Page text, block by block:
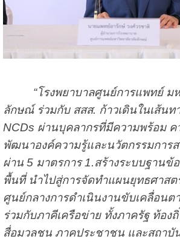
“โรงพยาบาลศูนย์การแพทย์ ม
ลักษณ์ ร่วมกับ สสส. ก้าวเดินในเส้นท
NCDs ผ่านบุคลากรที่มีความพร้อม ค
พัฒนาองค์ความรู้และนวัตกรรมการส
ผ่าน 5 มาตรการ 1.สร้างระบบฐานข้
พื้นที่ นำไปสู่การจัดทำแผนยุทธศาสต
ศูนย์กลางการดำเนินงานขับเคลื่อน
ร่วมกับภาคีเครือข่าย ทั้งภาครัฐ ท้อง
สื่อมวลชน ภาคประชาชน และสถาบั